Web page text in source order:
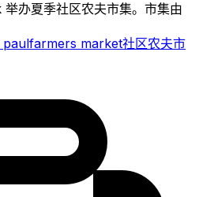
办夏季社区农夫市集。市集由
paulfarmers market社区农夫市